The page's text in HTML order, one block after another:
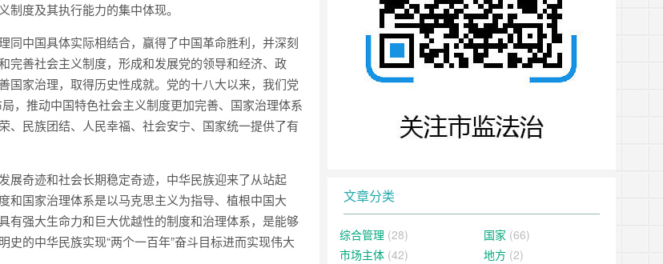
度及其执行能力的集中体现。
同中国具体实际相结合，赢得了中国革命胜利，并深刻
完善社会主义制度，形成和发展党的领导和经济、政
国家治理，取得历史性成就。党的十八大以来，我们党
，推动中国特色社会主义制度更加完善、国家治理体系
、民族团结、人民幸福、社会安宁、国家统一提供了有
展奇迹和社会长期稳定奇迹，中华民族迎来了从站起
和国家治理体系是以马克思主义为指导、植根中国大
有强大生命力和巨大优越性的制度和治理体系，是能够
的中华民族实现“两个一百年”奋斗目标进而实现伟大
文章分类
综合管理 (28) 国家 (66)
市场主体 (42) 地方 (2)